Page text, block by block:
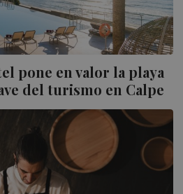
pone en valor la playa
del turismo en Calpe